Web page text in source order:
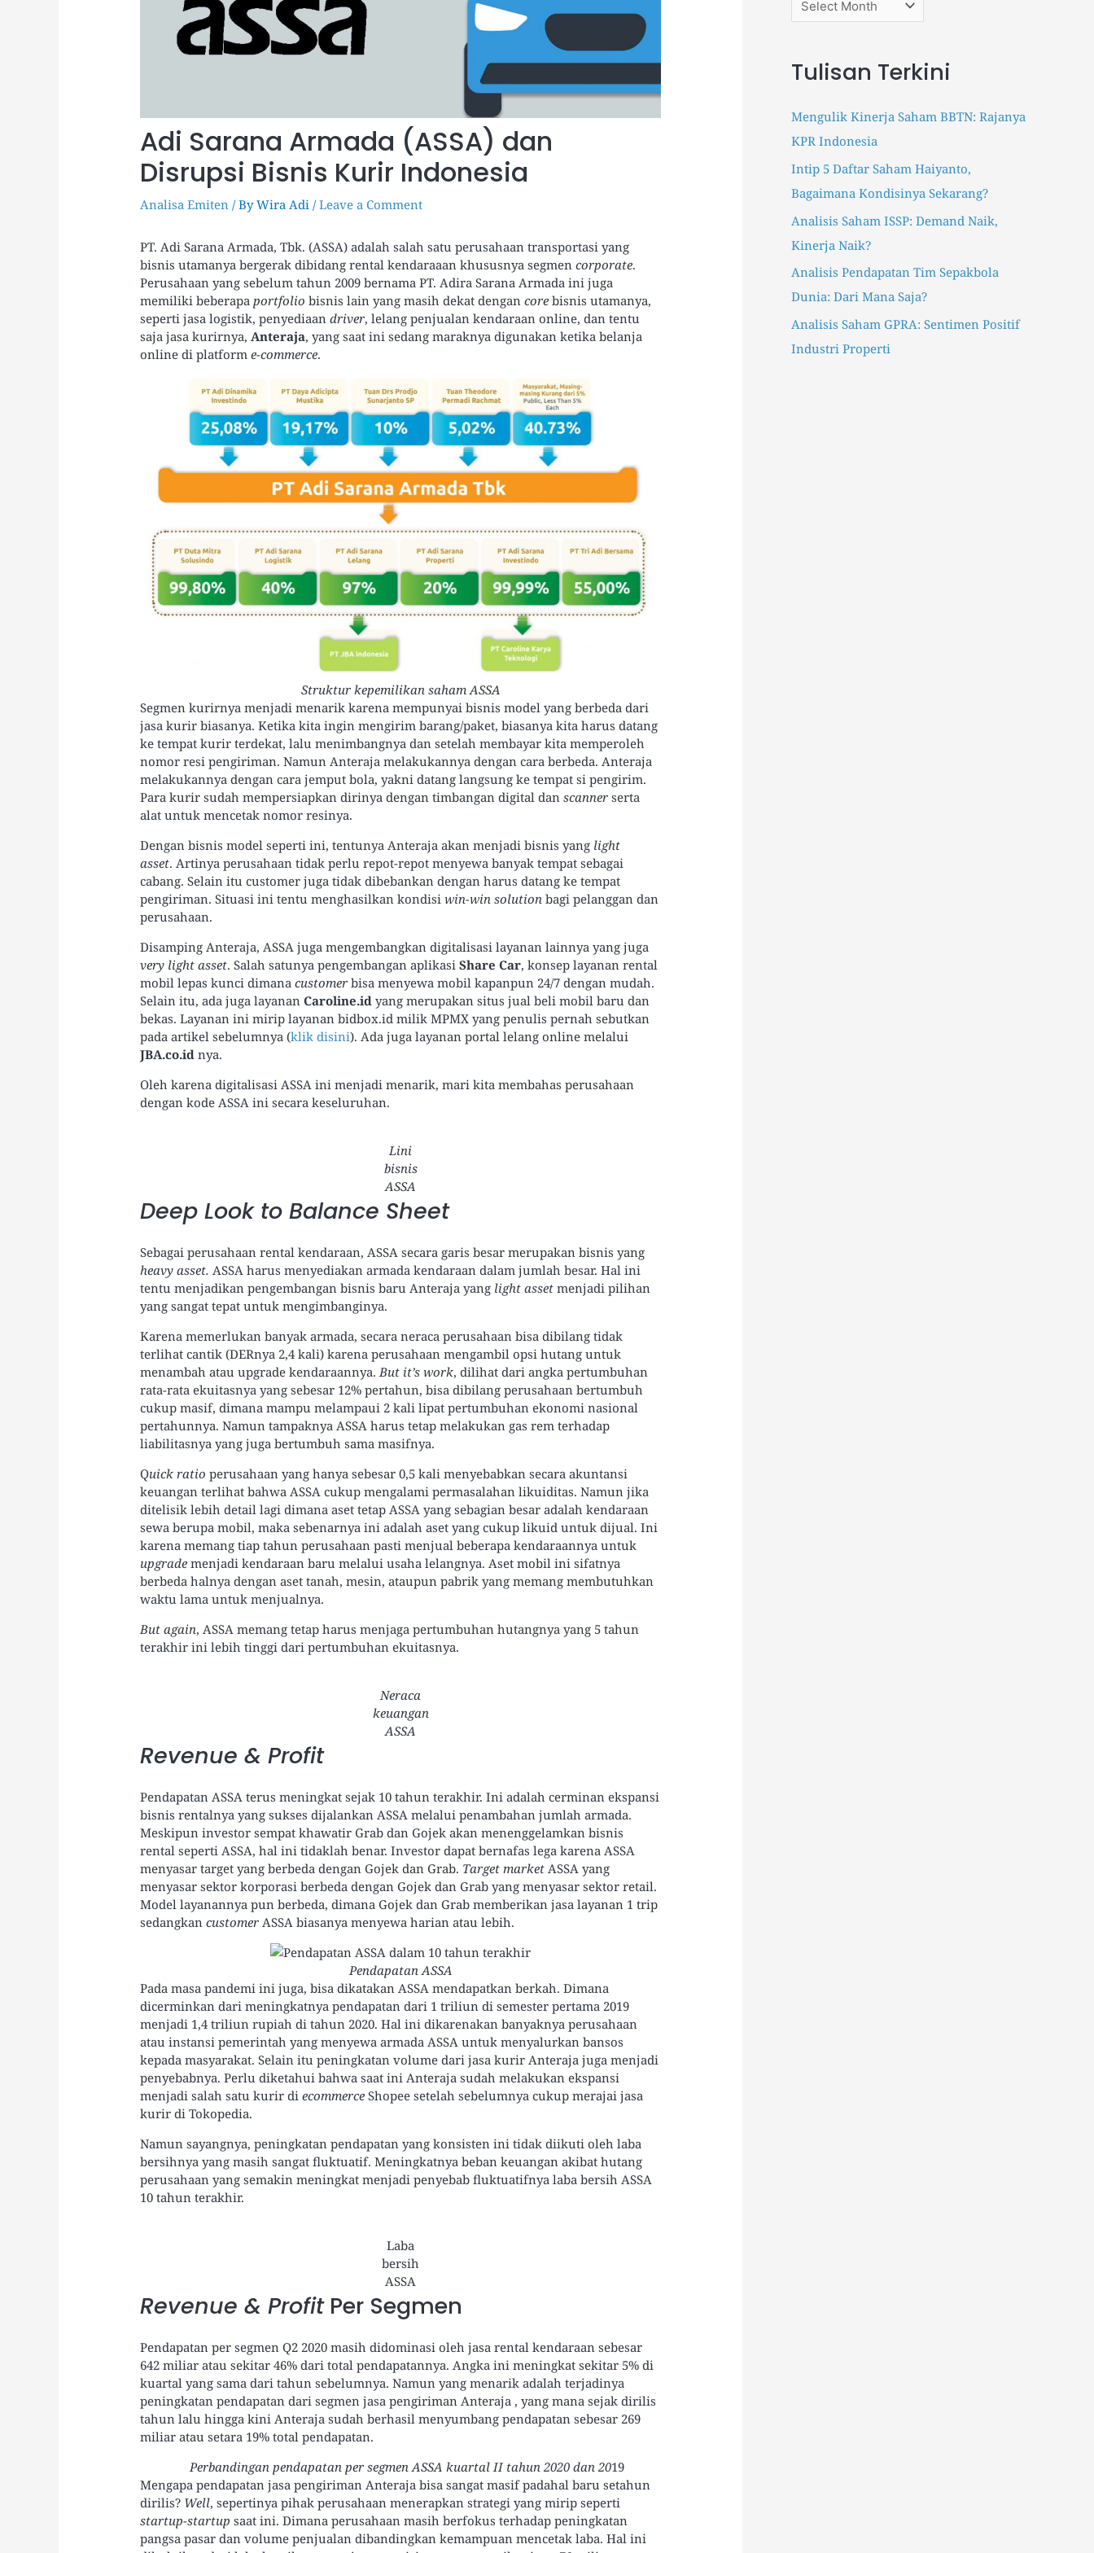
Adi Sarana Armada (ASSA) dan
Disrupsi Bisnis Kurir Indonesia
Analisa Emiten / ByWira Adi/Leave a Comment
PT. Adi Sarana Armada, Tbk. (ASSA) adalah salah satu perusahaan transportasi yang
bisnis utamanya bergerak dibidang rental kendaraaan khususnya segmencorporate.
Perusahaan yang sebelum tahun 2009 bernama PT. Adira Sarana Armada ini juga
memiliki beberapaportfolio bisnis lain yang masih dekat dengancore bisnis utamanya,
seperti jasa logistik, penyediaandriver, lelang penjualan kendaraan online, dan tentu
saja jasa kurirnya,Anteraja, yang saat ini sedang maraknya digunakan ketika belanja
online di platforme-commerce.
Struktur kepemilikan saham ASSA
Segmen kurirnya menjadi menarik karena mempunyai bisnis model yang berbeda dari
jasa kurir biasanya. Ketika kita ingin mengirim barang/paket, biasanya kita harus datang
ke tempat kurir terdekat, lalu menimbangnya dan setelah membayar kita memperoleh
nomor resi pengiriman. Namun Anteraja melakukannya dengan cara berbeda. Anteraja
melakukannya dengan cara jemput bola, yakni datang langsung ke tempat si pengirim.
Para kurir sudah mempersiapkan dirinya dengan timbangan digital danscanner serta
alat untuk mencetak nomor resinya.
Dengan bisnis model seperti ini, tentunya Anteraja akan menjadi bisnis yang light
asset. Artinya perusahaan tidak perlu repot-repot menyewa banyak tempat sebagai
cabang. Selain itu customer juga tidak dibebankan dengan harus datang ke tempat
pengiriman. Situasi ini tentu menghasilkan kondisiwin-win solution bagi pelanggan dan
perusahaan.
Disamping Anteraja, ASSA juga mengembangkan digitalisasi layanan lainnya yang juga
very light asset. Salah satunya pengembangan aplikasiShare Car, konsep layanan rental
mobil lepas kunci dimanacustomer bisa menyewa mobil kapanpun 24/7 dengan mudah.
Selain itu, ada juga layananCaroline.id yang merupakan situs jual beli mobil baru dan
bekas. Layanan ini mirip layanan bidbox.id milik MPMX yang penulis pernah sebutkan
pada artikel sebelumnya (klik disini). Ada juga layanan portal lelang online melalui
JBA.co.id nya.
Oleh karena digitalisasi ASSA ini menjadi menarik, mari kita membahas perusahaan
dengan kode ASSA ini secara keseluruhan.
Lini
bisnis
ASSA
Deep Look to Balance Sheet
Sebagai perusahaan rental kendaraan, ASSA secara garis besar merupakan bisnis yang
heavy asset. ASSA harus menyediakan armada kendaraan dalam jumlah besar. Hal ini
tentu menjadikan pengembangan bisnis baru Anteraja yang light asset menjadi pilihan
yang sangat tepat untuk mengimbanginya.
Karena memerlukan banyak armada, secara neraca perusahaan bisa dibilang tidak
terlihat cantik (DERnya 2,4 kali) karena perusahaan mengambil opsi hutang untuk
menambah atau upgrade kendaraannya. But it’s work, dilihat dari angka pertumbuhan
rata-rata ekuitasnya yang sebesar 12% pertahun, bisa dibilang perusahaan bertumbuh
cukup masif, dimana mampu melampaui 2 kali lipat pertumbuhan ekonomi nasional
pertahunnya. Namun tampaknya ASSA harus tetap melakukan gas rem terhadap
liabilitasnya yang juga bertumbuh sama masifnya.
Quick ratio perusahaan yang hanya sebesar 0,5 kali menyebabkan secara akuntansi
keuangan terlihat bahwa ASSA cukup mengalami permasalahan likuiditas. Namun jika
ditelisik lebih detail lagi dimana aset tetap ASSA yang sebagian besar adalah kendaraan
sewa berupa mobil, maka sebenarnya ini adalah aset yang cukup likuid untuk dijual. Ini
karena memang tiap tahun perusahaan pasti menjual beberapa kendaraannya untuk
upgrade menjadi kendaraan baru melalui usaha lelangnya. Aset mobil ini sifatnya
berbeda halnya dengan aset tanah, mesin, ataupun pabrik yang memang membutuhkan
waktu lama untuk menjualnya.
But again, ASSA memang tetap harus menjaga pertumbuhan hutangnya yang 5 tahun
terakhir ini lebih tinggi dari pertumbuhan ekuitasnya.
Neraca
keuangan
ASSA
Revenue & Profit
Pendapatan ASSA terus meningkat sejak 10 tahun terakhir. Ini adalah cerminan ekspansi
bisnis rentalnya yang sukses dijalankan ASSA melalui penambahan jumlah armada.
Meskipun investor sempat khawatir Grab dan Gojek akan menenggelamkan bisnis
rental seperti ASSA, hal ini tidaklah benar. Investor dapat bernafas lega karena ASSA
menyasar target yang berbeda dengan Gojek dan Grab. Target market ASSA yang
menyasar sektor korporasi berbeda dengan Gojek dan Grab yang menyasar sektor retail.
Model layanannya pun berbeda, dimana Gojek dan Grab memberikan jasa layanan 1 trip
sedangkancustomer ASSA biasanya menyewa harian atau lebih.
Pendapatan ASSA
Pada masa pandemi ini juga, bisa dikatakan ASSA mendapatkan berkah. Dimana
dicerminkan dari meningkatnya pendapatan dari 1 triliun di semester pertama 2019
menjadi 1,4 triliun rupiah di tahun 2020. Hal ini dikarenakan banyaknya perusahaan
atau instansi pemerintah yang menyewa armada ASSA untuk menyalurkan bansos
kepada masyarakat. Selain itu peningkatan volume dari jasa kurir Anteraja juga menjadi
penyebabnya. Perlu diketahui bahwa saat ini Anteraja sudah melakukan ekspansi
menjadi salah satu kurir diecommerce Shopee setelah sebelumnya cukup merajai jasa
kurir di Tokopedia.
Namun sayangnya, peningkatan pendapatan yang konsisten ini tidak diikuti oleh laba
bersihnya yang masih sangat fluktuatif. Meningkatnya beban keuangan akibat hutang
perusahaan yang semakin meningkat menjadi penyebab fluktuatifnya laba bersih ASSA
10 tahun terakhir.
Laba
bersih
ASSA
Revenue & ProfitPer Segmen
Pendapatan per segmen Q2 2020 masih didominasi oleh jasa rental kendaraan sebesar
642 miliar atau sekitar 46% dari total pendapatannya. Angka ini meningkat sekitar 5% di
kuartal yang sama dari tahun sebelumnya. Namun yang menarik adalah terjadinya
peningkatan pendapatan dari segmen jasa pengiriman Anteraja , yang mana sejak dirilis
tahun lalu hingga kini Anteraja sudah berhasil menyumbang pendapatan sebesar 269
miliar atau setara 19% total pendapatan.
Perbandingan pendapatan per segmen ASSA kuartal II tahun 2020 dan 2019
Mengapa pendapatan jasa pengiriman Anteraja bisa sangat masif padahal baru setahun
dirilis? Well, sepertinya pihak perusahaan menerapkan strategi yang mirip seperti
startup-startup saat ini. Dimana perusahaan masih berfokus terhadap peningkatan
pangsa pasar dan volume penjualan dibandingkan kemampuan mencetak laba. Hal ini
p
r
s
i
I
n
s
t
g
r
a
m
i
T
r
a
k
e
e
Tulisan Terkini
Mengulik Kinerja Saham BBTN: Rajanya
KPR Indonesia
Intip 5 Daftar Saham Haiyanto,
Bagaimana Kondisinya Sekarang?
Analisis Saham ISSP: Demand Naik,
Kinerja Naik?
Analisis Pendapatan Tim Sepakbola
Dunia: Dari Mana Saja?
Analisis Saham GPRA: Sentimen Positif
Industri Properti